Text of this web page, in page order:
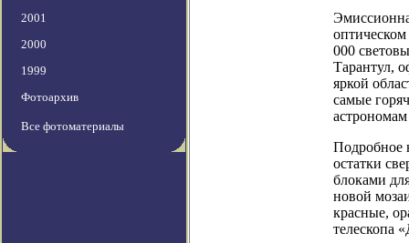
2001
2000
1999
Фотоархив
Все фотоматериалы
оптическом
000
Тарантул,
яркой
самые
Подробное
остатки
блоками
новой
красные,
телескопа